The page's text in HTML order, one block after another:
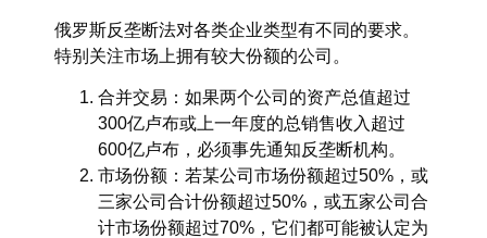
俄罗斯反垄断法对各类企业类型有不同的要求。
特别关注市场上拥有较大份额的公司。
合并交易：如果两个公司的资产总值超过
300亿卢布或上一年度的总销售收入超过
600亿卢布，必须事先通知反垄断机构。
市场份额：若某公司市场份额超过50%，或
三家公司合计份额超过50%，或五家公司合
计市场份额超过70%，它们都可能被认定为